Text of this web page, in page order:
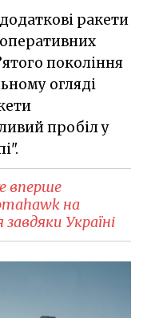
ракети
покоління
огляді
пробіл у
вперше
на
Україні